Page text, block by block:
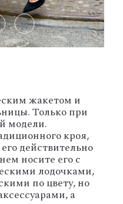
жакетом и
Только при
модели.
кроя,
действительно
носите его с
лодочками,
по цвету, но
а